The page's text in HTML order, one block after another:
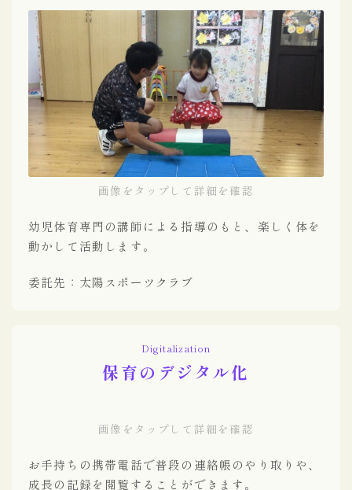
画像をタップして詳細を確認
幼児体育専門の講師による指導のもと、楽しく体を
動かして活動します。
委託先：太陽スポーツクラブ
Digitalization
保育のデジタル化
画像をタップして詳細を確認
お手持ちの携帯電話で普段の連絡帳のやり取りや、
成長の記録を閲覧することができます。